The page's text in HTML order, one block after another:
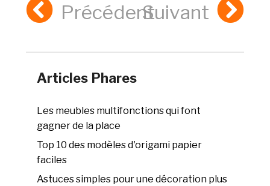
PrécédentSuivant
Articles Phares
Les meubles multifonctions qui font
gagner de la place
Top 10 des modèles d'origami papier
faciles
Astuces simples pour une décoration plus